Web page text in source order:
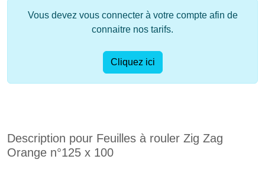
Vous devez vous connecter à votre compte afin de
connaitre nos tarifs.
Cliquez ici
Description pour Feuilles à rouler Zig Zag
Orange n°125 x 100